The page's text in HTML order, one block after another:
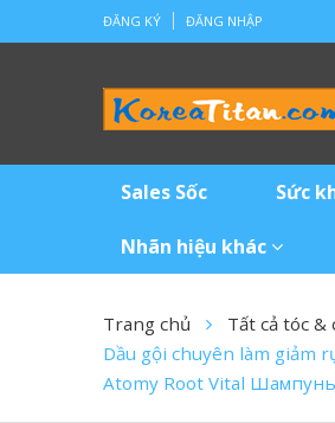
ĐĂNG KÝ ĐĂNG NHẬP
Sales Sốc Sức
Nhãn hiệu khác
Trang chủ
Tất cả tóc &
Dầu gội chuyên làm giảm
Atomy Root Vital Шампунь